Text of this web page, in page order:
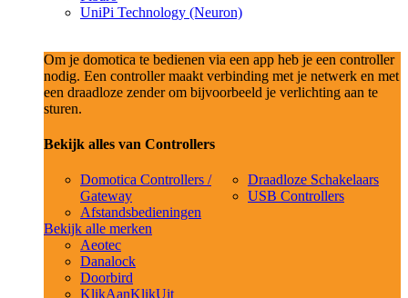
UniPi Technology (Neuron)
Om je domotica te bedienen via een app heb je een controller
nodig. Een controller maakt verbinding met je netwerk en met
een draadloze zender om bijvoorbeeld je verlichting aan te
sturen.
Bekijk alles van Controllers
Domotica Controllers /
Gateway
Afstandsbedieningen
Draadloze Schakelaars
USB Controllers
Bekijk alle merken
Aeotec
Danalock
Doorbird
KlikAanKlikUit